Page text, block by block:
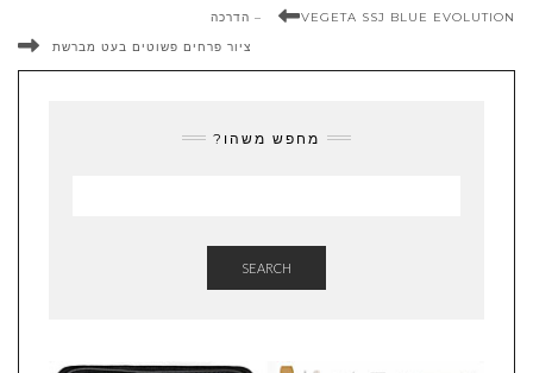
VEGETA SSJ BLUE EVOLUTION – הדרכה
ציור פרחים פשוטים בעט מברשת
מחפש משהו?
SEARCH